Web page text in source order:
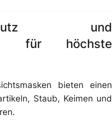
und
für höchste
bieten einen
Staub, Keimen und